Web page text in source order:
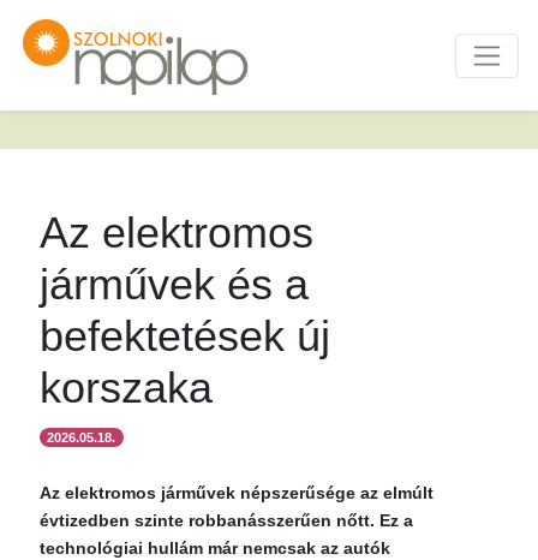
Az elektromos
járművek és a
befektetések új
korszaka
2026.05.18.
Az elektromos járművek népszerűsége az elmúlt
évtizedben szinte robbanásszerűen nőtt. Ez a
technológiai hullám már nemcsak az autók